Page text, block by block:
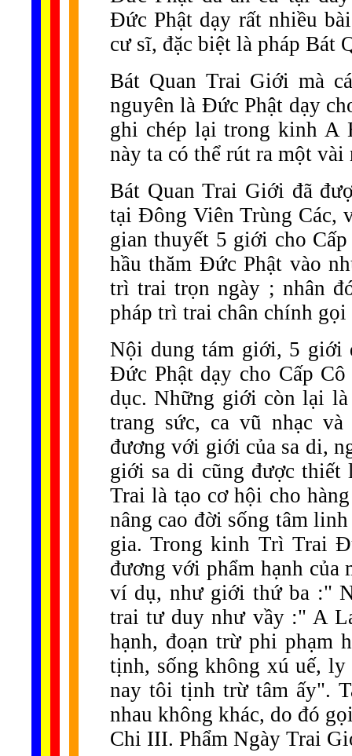
Đức Phật dạy rất nhiều
cư sĩ, đặc biệt là pháp Bát
Bát Quan Trai Giới mà
nguyên là Đức Phật dạy
ghi chép lại trong kinh A
này ta có thể rút ra một vài
Bát Quan Trai Giới đã
tại Đông Viên Trùng Các,
gian thuyết 5 giới cho
hầu thăm Đức Phật vào
trì trai trọn ngày ; nhân
pháp trì trai chân chính
Nội dung tám giới, 5 giới
Đức Phật dạy cho Cấp
dục. Những giới còn lại
trang sức, ca vũ nhạc
đương với giới của sa di,
giới sa di cũng được thiết
Trai là tạo cơ hội cho
nâng cao đời sống tâm
gia. Trong kinh Trì Trai
đương với phẩm hạnh
ví dụ, như giới thứ ba :"
trai tư duy như vầy :" A
hạnh, đoạn trừ phi phạm
tịnh, sống không xú uế,
nay tôi tịnh trừ tâm ấy".
nhau không khác, do đó
Chi III. Phẩm Ngày Trai